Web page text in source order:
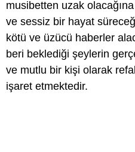
musibetten uzak
ve sessiz bir hayat
kötü ve üzücü haberler
beri beklediği şeylerin
ve mutlu bir kişi olarak
işaret etmektedir.